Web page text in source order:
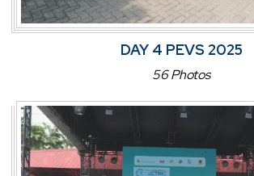
DAY 4 PEVS 2025
56 Photos